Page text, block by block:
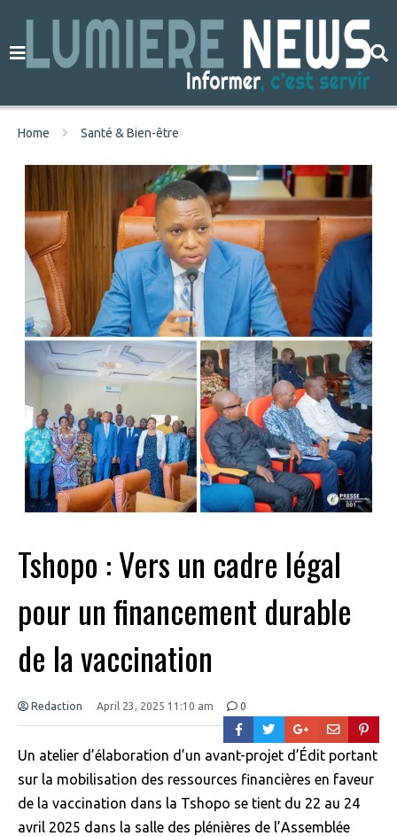
Home Santé & Bien-être
Tshopo : Vers un cadre légal
pour un financement durable
de la vaccination
Redaction April 23, 2025 11:10 am 0
Un atelier d’élaboration d’un avant-projet d’Édit portant
sur la mobilisation des ressources financières en faveur
de la vaccination dans la Tshopo se tient du 22 au 24
avril 2025 dans la salle des plénières de l’Assemblée